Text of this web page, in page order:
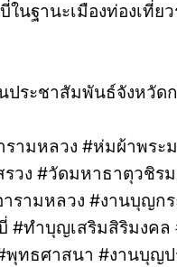
ในฐานะเมืองท่องเที่ย
ประชาสัมพันธ์จังหวัด
ามหลวง #ห่มผ้าพระ
รวง #วัดมหาธาตุวชิร
ารามหลวง #งานบุญก
#ทำบุญเสริมสิริมงค
พุทธศาสนา #งานบุญป